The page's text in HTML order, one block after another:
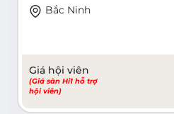
Bắc Ninh
Giá hội viên
(Giá sàn Hi1 hỗ trợ
hội viên)